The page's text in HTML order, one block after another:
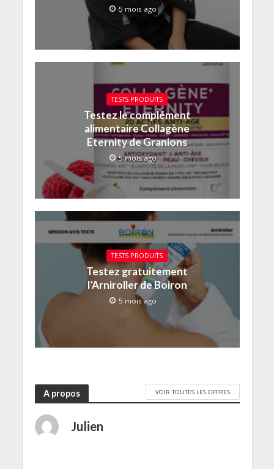
5 mois ago
TESTS PRODUITS
Testez le complément
alimentaire Collagène
Eternity de Granions
5 mois ago
TESTS PRODUITS
Testez gratuitement
l’Arniroller de Boiron
5 mois ago
A propos VOIR TOUTES LES OFFRES
Julien